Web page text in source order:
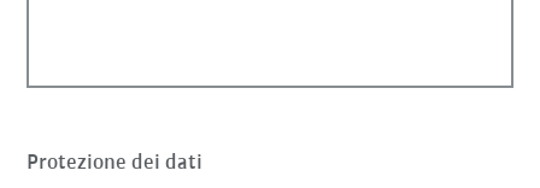
Protezione dei dati